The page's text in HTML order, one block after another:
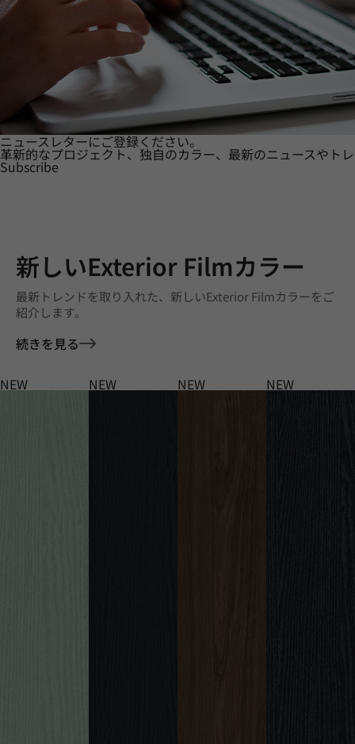
ニュースレターにご登録ください。
革新的なプロジェクト、独自のカラー、最新のニュースやト
Subscribe
新しいExterior Filmカラー
最新トレンドを取り入れた、新しいExterior Filmカラーをご
紹介します。
続きを見る
NEW NEW NEW NEW